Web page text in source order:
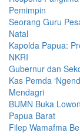
Pemimpin
Seorang Guru
Natal
Kapolda Papua:
NKRI
Gubernur dan
Kas Pemda
Mendagri
BUMN Buka
Papua Barat
Filep Wamafma